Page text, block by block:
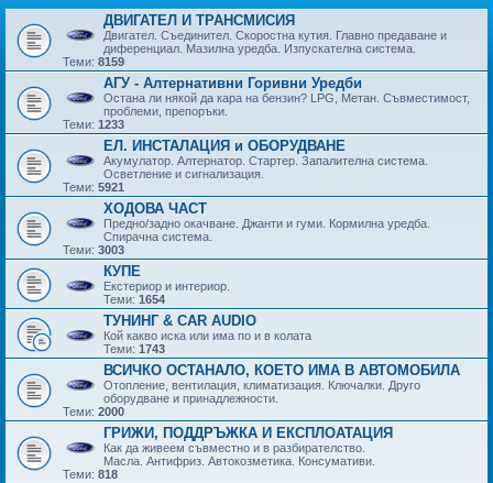
ДВИГАТЕЛ И ТРАНСМИСИЯ
Двигател. Съединител. Скоростна кутия. Главно предаване и
диференциал. Мазилна уредба. Изпускателна система.
Теми: 8159
АГУ - Алтернативни Горивни Уредби
Остана ли някой да кара на бензин? LPG, Метан. Съвместимост,
проблеми, препоръки.
Теми: 1233
ЕЛ. ИНСТАЛАЦИЯ и ОБОРУДВАНЕ
Акумулатор. Алтернатор. Стартер. Запалителна система.
Осветление и сигнализация.
Теми: 5921
ХОДОВА ЧАСТ
Предно/задно окачване. Джанти и гуми. Кормилна уредба.
Спирачна система.
Теми: 3003
КУПЕ
Екстериор и интериор.
Теми: 1654
ТУНИНГ & CAR AUDIO
Кой какво иска или има по и в колата
Теми: 1743
ВСИЧКО ОСТАНАЛО, КОЕТО ИМА В АВТОМОБИЛА
Отопление, вентилация, климатизация. Ключалки. Друго
оборудване и принадлежности.
Теми: 2000
ГРИЖИ, ПОДДРЪЖКА И ЕКСПЛОАТАЦИЯ
Как да живеем съвместно и в разбирателство.
Масла. Антифриз. Автокозметика. Консумативи.
Теми: 818